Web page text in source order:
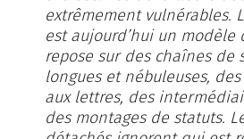
extrêmement vulnérables.
est aujourd’hui un modèle
repose sur des chaînes de
longues et nébuleuses,
aux lettres, des
des montages de statuts.